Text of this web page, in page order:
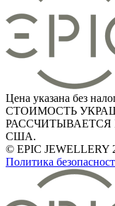
Цена указана без
СТОИМОСТЬ
США.
© EPIC JEWELLERY
Политика